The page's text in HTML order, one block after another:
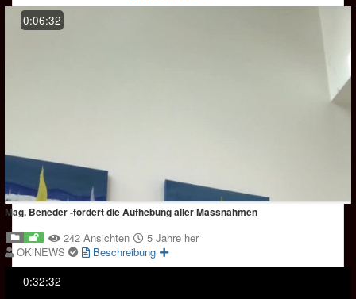
0:06:32
Mag. Beneder -fordert die Aufhebung aller Massnahmen
242 Ansichten
5 Jahre her
OKiNEWS
Beschreibung
0:32:32